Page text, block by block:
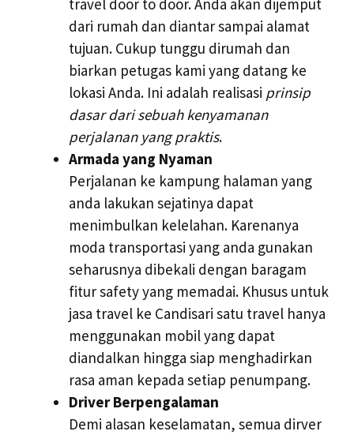
travel door to door. Anda akan dijemput
dari rumah dan diantar sampai alamat
tujuan. Cukup tunggu dirumah dan
biarkan petugas kami yang datang ke
lokasi Anda. Ini adalah realisasi prinsip
dasar dari sebuah kenyamanan
perjalanan yang praktis.
Armada yang Nyaman
Perjalanan ke kampung halaman yang
anda lakukan sejatinya dapat
menimbulkan kelelahan. Karenanya
moda transportasi yang anda gunakan
seharusnya dibekali dengan baragam
fitur safety yang memadai. Khusus untuk
jasa travel ke Candisari satu travel hanya
menggunakan mobil yang dapat
diandalkan hingga siap menghadirkan
rasa aman kepada setiap penumpang.
Driver Berpengalaman
Demi alasan keselamatan, semua dirver